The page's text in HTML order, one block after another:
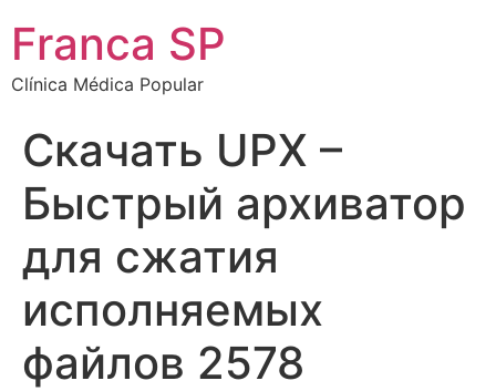
Franca SP
Clínica Médica Popular
Скачать UPX –
Быстрый архиватор
для сжатия
исполняемых
файлов 2578